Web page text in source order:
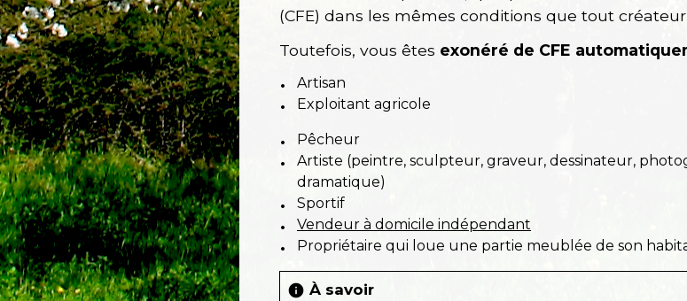
(CFE) dans les mêmes conditions que tout
Toutefois, vous êtes exonéré de CFE
Artisan
Exploitant agricole
Pêcheur
Artiste (peintre, sculpteur, graveur, dessinateur,
dramatique)
Sportif
Vendeur à domicile indépendant
Propriétaire qui loue une partie meublée de son
info À savoir